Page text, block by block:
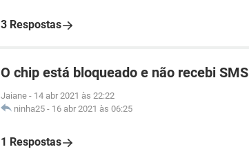
3 Respostas
O chip está bloqueado e não recebi SMS
Jaiane - 14 abr 2021 às 22:22
ninha25 - 16 abr 2021 às 06:25
1 Respostas